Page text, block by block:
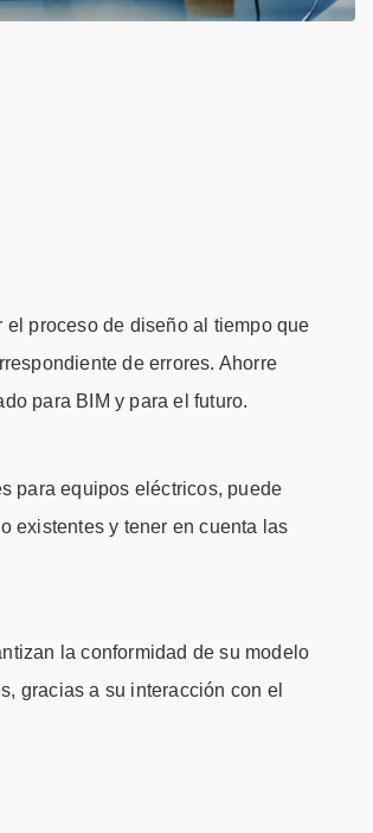
proceso de diseño al tiempo que
de errores. Ahorre
para BIM y para el futuro.
para equipos eléctricos, puede
existentes y tener en cuenta las
la conformidad de su modelo
gracias a su interacción con el